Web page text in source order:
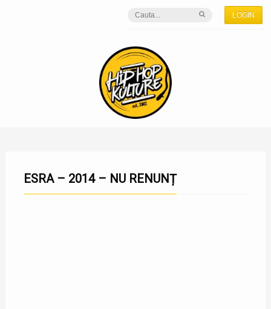
LOGIN
ESRA – 2014 – NU RENUNȚ